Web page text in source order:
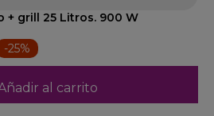
grill 25 Litros. 900 W
-25%
al carrito